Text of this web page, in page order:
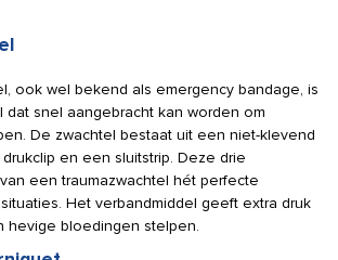
ook wel bekend als emergency bandage, is
dat snel aangebracht kan worden om
De zwachtel bestaat uit een niet-klevend
en een sluitstrip. Deze drie
een traumazwachtel hét perfecte
Het verbandmiddel geeft extra druk
hevige bloedingen stelpen.